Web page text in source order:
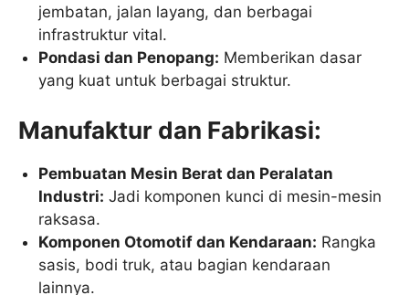
jembatan, jalan layang, dan berbagai
infrastruktur vital.
Pondasi dan Penopang: Memberikan dasar
yang kuat untuk berbagai struktur.
Manufaktur dan Fabrikasi:
Pembuatan Mesin Berat dan Peralatan
Industri: Jadi komponen kunci di mesin-mesin
raksasa.
Komponen Otomotif dan Kendaraan: Rangka
sasis, bodi truk, atau bagian kendaraan
lainnya.